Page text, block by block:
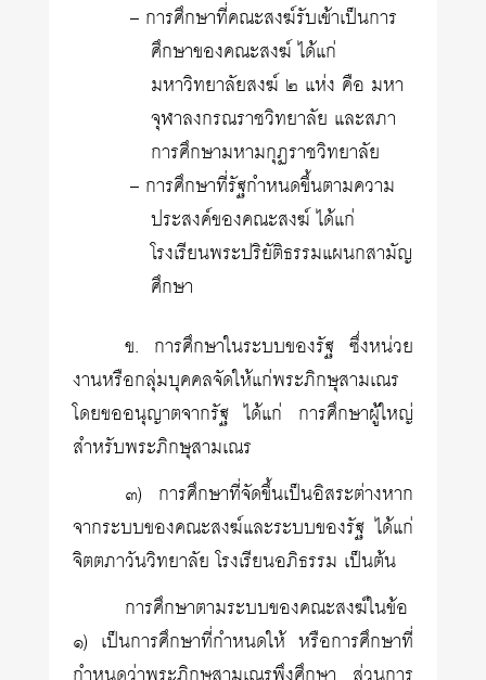
– การศึกษาที่คณะสงฆ์รับเข้าเป็นการ
ศึกษาของคณะสงฆ์ ได้แก่
มหาวิทยาลัยสงฆ์ ๒ แห่ง คือ มหา
จุฬาลงกรณราชวิทยาลัย และสภา
การศึกษามหามกุฏราชวิทยาลัย
– การศึกษาที่รัฐกำหนดขึ้นตามความ
ประสงค์ของคณะสงฆ์ ได้แก่
โรงเรียนพระปริยัติธรรมแผนกสามัญ
ศึกษา
ข. การศึกษาในระบบของรัฐ ซึ่งหน่วย
งานหรือกลุ่มบุคคลจัดให้แก่พระภิกษุสามเณร
โดยขออนุญาตจากรัฐ ได้แก่ การศึกษาผู้ใหญ่
สำหรับพระภิกษุสามเณร
๓) การศึกษาที่จัดขึ้นเป็นอิสระต่างหาก
จากระบบของคณะสงฆ์และระบบของรัฐ ได้แก่
จิตตภาวันวิทยาลัย โรงเรียนอภิธรรม เป็นต้น
การศึกษาตามระบบของคณะสงฆ์ในข้อ
๑) เป็นการศึกษาที่กำหนดให้ หรือการศึกษาที่